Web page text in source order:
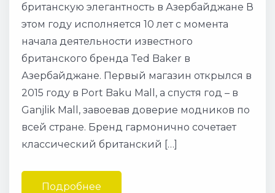
британскую элегантность в Азербайджане В
этом году исполняется 10 лет с момента
начала деятельности известного
британского бренда Ted Baker в
Азербайджане. Первый магазин открылся в
2015 году в Port Baku Mall, а спустя год – в
Ganjlik Mall, завоевав доверие модников по
всей стране. Бренд гармонично сочетает
классический британский […]
Подробнее